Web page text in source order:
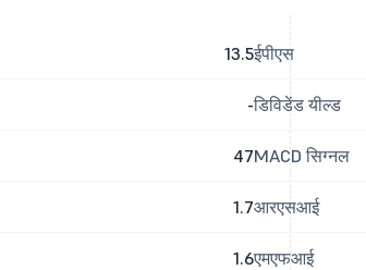
13.5
-
47
1.7
1.6
ईपीएस
डिविडेंड यील्ड
MACD सिग्नल
आरएसआई
एमएफआई